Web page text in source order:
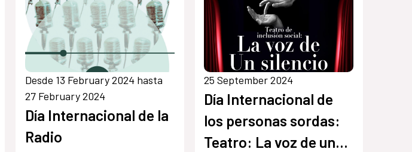
Desde 13 February 2024 hasta
27 February 2024
Día Internacional de la
Radio
25 September 2024
Día Internacional de
los personas sordas:
Teatro: La voz de un